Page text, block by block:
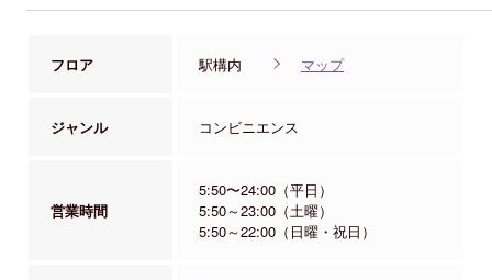
フロア 駅構内 マップ
ジャンル コンビニエンス
営業時間
5:50〜24:00（平日）
5:50～23:00（土曜）
5:50～22:00（日曜・祝日）